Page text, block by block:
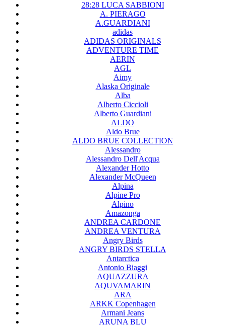
28:28 LUCA SABBIONI
A. PIERAGO
A.GUARDIANI
adidas
ADIDAS ORIGINALS
ADVENTURE TIME
AERIN
AGL
Aimy
Alaska Originale
Alba
Alberto Ciccioli
Alberto Guardiani
ALDO
Aldo Brue
ALDO BRUE COLLECTION
Alessandro
Alessandro Dell'Acqua
Alexander Hotto
Alexander McQueen
Alpina
Alpine Pro
Alpino
Amazonga
ANDREA CARDONE
ANDREA VENTURA
Angry Birds
ANGRY BIRDS STELLA
Antarctica
Antonio Biaggi
AQUAZZURA
AQUVAMARIN
ARA
ARKK Copenhagen
Armani Jeans
ARUNA BLU